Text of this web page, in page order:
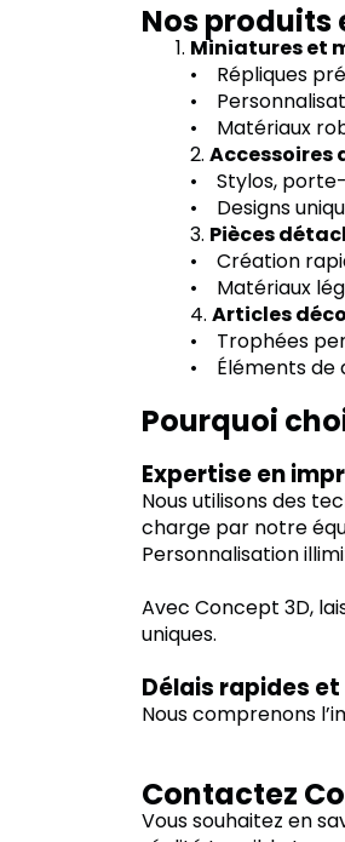
Nos produits
Miniatures et
• Répliques
•
• Matériaux
2. Accessoires
• Stylos,
• Designs
3. Pièces
• Création
• Matériaux
4. Articles
• Trophées
• Éléments de
Pourquoi
Expertise en
Nous utilisons des
charge par notre
Personnalisation
Avec Concept 3D,
uniques.
Délais rapides
Nous comprenons
Contactez
Vous souhaitez en